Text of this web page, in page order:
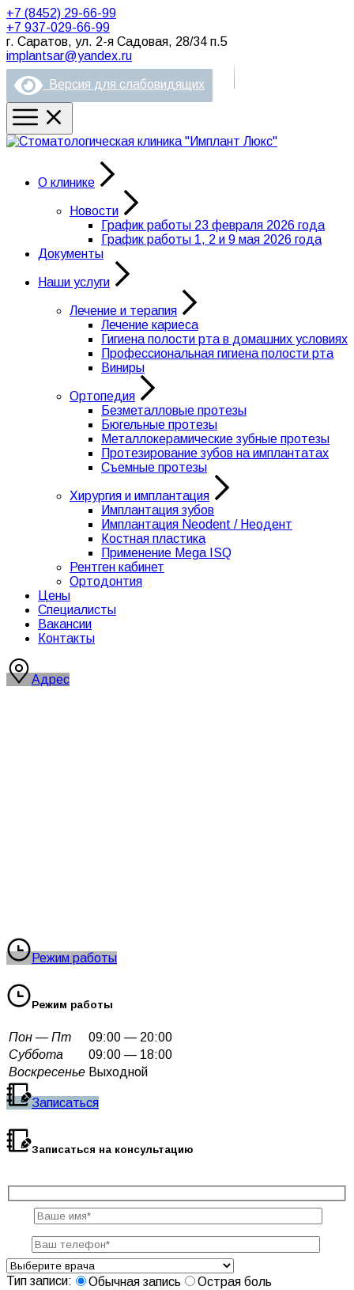
+7 (8452) 29-66-99
+7 937-029-66-99
г. Саратов, ул. 2-я Садовая, 28/34 п.5
implantsar@yandex.ru
Версия для слабовидящих
О клинике
Новости
График работы 23 февраля 2026 года
График работы 1, 2 и 9 мая 2026 года
Документы
Наши услуги
Лечение и терапия
Лечение кариеса
Гигиена полости рта в домашних условиях
Профессиональная гигиена полости рта
Виниры
Ортопедия
Безметалловые протезы
Бюгельные протезы
Металлокерамические зубные протезы
Протезирование зубов на имплантатах
Съемные протезы
Хирургия и имплантация
Имплантация зубов
Имплантация Neodent / Неодент
Костная пластика
Применение Mega ISQ
Рентген кабинет
Ортодонтия
Цены
Специалисты
Вакансии
Контакты
Адрес
Режим работы
Режим работы
Пон — Пт
09:00 — 20:00
Суббота
09:00 — 18:00
Воскресенье Выходной
Записаться
Записаться на консультацию
Тип записи: Обычная запись Острая боль